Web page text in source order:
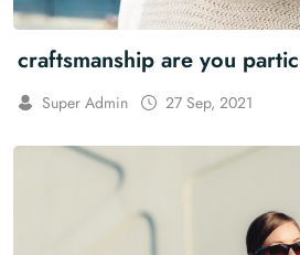
craftsmanship are you
Super Admin 27 Sep, 2021